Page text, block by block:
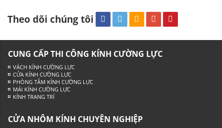
Theo dõi chúng tôi
CUNG CẤP THI CÔNG KÍNH CƯỜNG LỰC
VÁCH KÍNH CƯỜNG LỰC
CỬA KÍNH CƯỜNG LỰC
PHÒNG TẮM KÍNH CƯỜNG LỰC
MÁI KÍNH CƯỜNG LỰC
KÍNH TRANG TRÍ
CỬA NHÔM KÍNH CHUYÊN NGHIỆP